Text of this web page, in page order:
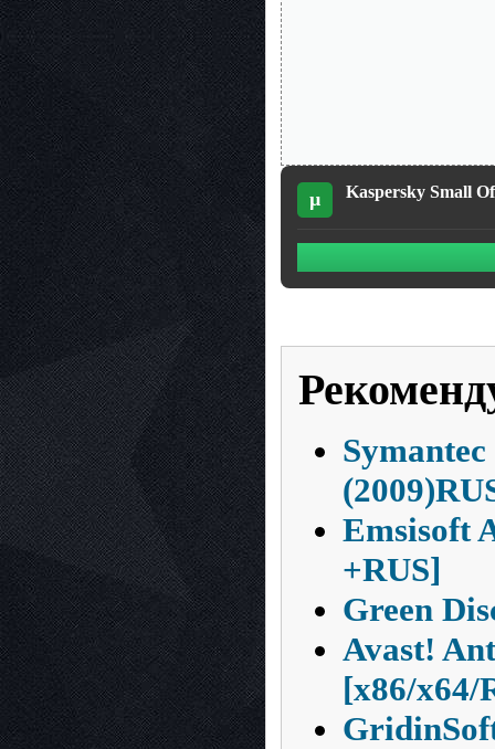
µ Kaspersky Small
Emsisoft
+RUS]
Green
Avast!
[x86/x64/